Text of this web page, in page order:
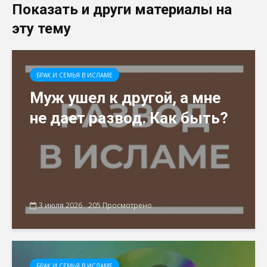
Показать и други материалы на
эту тему
БРАК И СЕМЬЯ В ИСЛАМЕ
Муж ушел к другой, а мне
не дает развод. Как быть?
3 июля 2026 205 Просмотрено